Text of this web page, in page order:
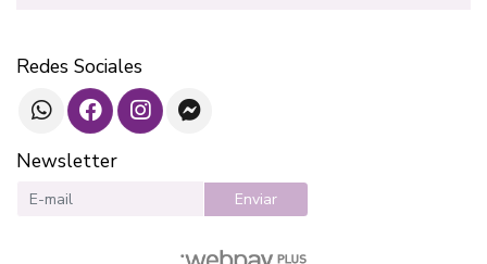
Redes Sociales
Newsletter
Enviar